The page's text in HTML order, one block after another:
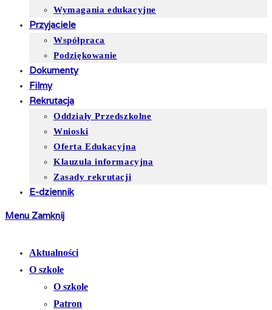
Wymagania edukacyjne
Przyjaciele
Współpraca
Podziękowanie
Dokumenty
Filmy
Rekrutacja
Oddziały Przedszkolne
Wnioski
Oferta Edukacyjna
Klauzula informacyjna
Zasady rekrutacji
E-dziennik
Menu Zamknij
Aktualności
O szkole
O szkole
Patron